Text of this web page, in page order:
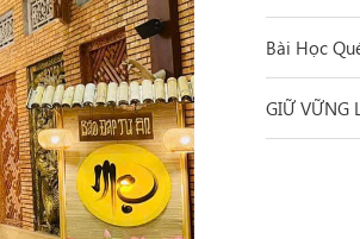
Bài Học
GIỮ VỮNG